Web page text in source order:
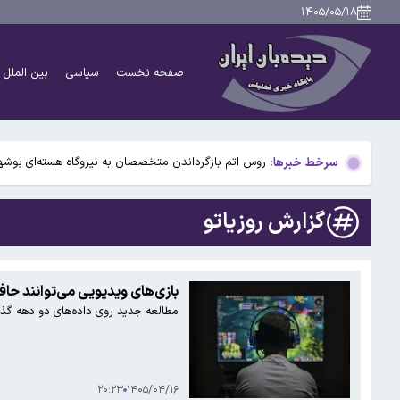
۱۴۰۵/۰۵/۱۸
صفحه نخست سیاسی بین الملل
سرخط خبرها:
جلسه ویژه نکونام پس از امضای قرارداد با تراکتور
کمپانی «Caviar» مشخصات گوشی جدید آیفون ۱۸ ا را لو داد / عکس
الجزیره به نقل از جی‌دی‌ونس: آمریکا به توافقی
روس اتم بازگرداندن متخصصان به نیروگاه هسته‌ای
واریز بخشی از سود سهام عدالت ۱۴۰۴ تا هفته دولت
کمپانی «Caviar» مشخصات گوشی جدید آیفون ۱۸ ا را لو داد / عکس
الجزیره به نقل از جی‌دی‌ونس: آمریکا به توافقی
روس اتم بازگرداندن متخصصان به نیروگاه هسته‌ای بوشهر
گزارش روزیاتو
بازی‌های ویدیویی می‌توانند
مطالعه جدید روی داده‌های دو دهه
۱۴۰۵/۰۴/۱۶ ۲۰:۲۳